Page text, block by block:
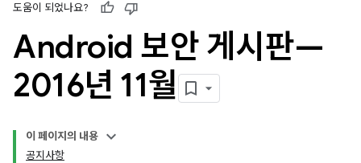
도움이 되었나요?
Android 보안 게시판—
2016년 11월
이 페이지의 내용
공지사항